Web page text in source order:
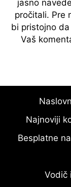
jasno
pročitali. Pre
bi pristojno
Vaš
Najnoviji
Besplatne
Vodič